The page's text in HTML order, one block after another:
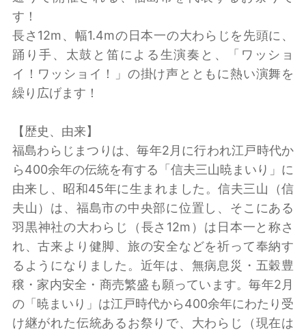
す！
長さ12m、幅1.4mの日本一の大わらじを先頭に、
踊り手、太鼓と笛による生演奏と、「ワッショ
イ！ワッショイ！」の掛け声とともに熱い演舞を
繰り広げます！
【歴史、由来】
福島わらじまつりは、毎年2月に行われ江戸時代か
ら400余年の伝統を有する「信夫三山暁まいり」に
由来し、昭和45年に生まれました。信夫三山（信
夫山）は、福島市の中央部に位置し、そこにある
羽黒神社の大わらじ（長さ12m）は日本一と称さ
れ、古来より健脚、旅の安全などを祈って奉納す
るようになりました。近年は、無病息災・五穀豊
穣・家内安全・商売繁盛も願っています。毎年2月
の「暁まいり」は江戸時代から400余年にわたり受
け継がれた伝統あるお祭りで、大わらじ（現在は